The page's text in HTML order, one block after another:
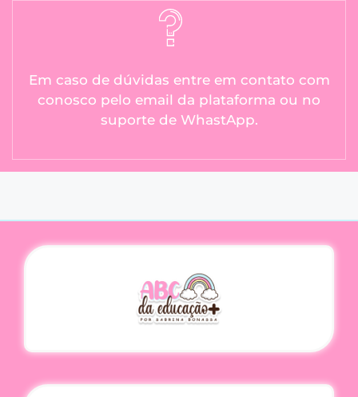
Em caso de dúvidas entre em contato com
conosco pelo email da plataforma ou no
suporte de WhastApp.